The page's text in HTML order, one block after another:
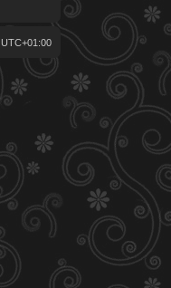
UTC+01:00